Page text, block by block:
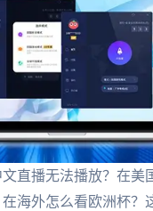
直播无法播放？在美
在海外怎么看欧洲杯？